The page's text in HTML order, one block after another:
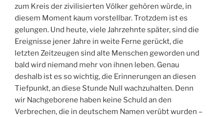
zum Kreis der zivilisierten Völker gehören würde, in
diesem Moment kaum vorstellbar. Trotzdem ist es
gelungen. Und heute, viele Jahrzehnte später, sind die
Ereignisse jener Jahre in weite Ferne gerückt, die
letzten Zeitzeugen sind alte Menschen geworden und
bald wird niemand mehr von ihnen leben. Genau
deshalb ist es so wichtig, die Erinnerungen an diesen
Tiefpunkt, an diese Stunde Null wachzuhalten. Denn
wir Nachgeborene haben keine Schuld an den
Verbrechen, die in deutschem Namen verübt wurden –